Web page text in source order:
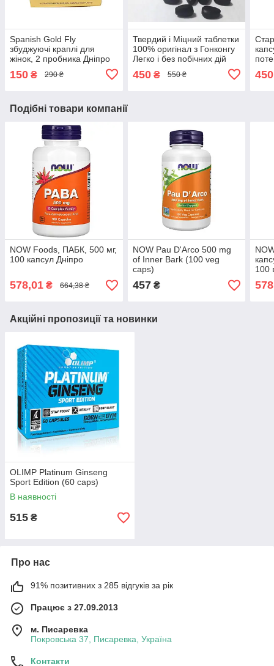
Spanish Gold Fly
збуджуючі краплі для
жінок, 2 пробника Дніпро
150 ₴ 290 ₴
Твердий і Міцний таблетки
100% оригінал з Гонконгу
Легко і без побічних дій
450₴ 550 ₴ 450
Подібні товари компанії
NOW Foods, ПАБК, 500 мг,
100 капсул Дніпро
578,01 ₴ 664,38 ₴
NOW Pau D'Arco 500 mg
of Inner Bark (100 veg
caps)
457₴
100
Акційні пропозиції та новинки
OLIMP Platinum Ginseng
Sport Edition (60 caps)
В наявності
515 ₴
Про нас
91% позитивних з 285 відгуків за рік
Працює з 27.09.2013
м. Писаревка
Покровська 37, Писаревка, Україна
Контакти